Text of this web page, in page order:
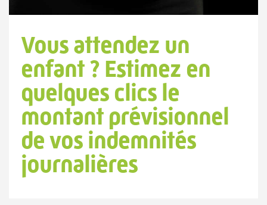
Vous attendez un
enfant ? Estimez en
quelques clics le
montant prévisionnel
de vos indemnités
journalières